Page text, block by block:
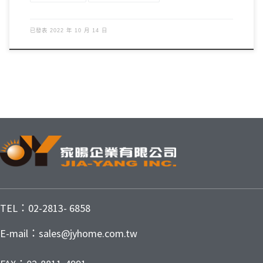
已發表 2022 年 10 月 14 日
TEL：02-2813- 6858
E-mail：sales@jyhome.com.tw